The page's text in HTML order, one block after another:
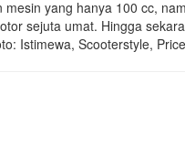
yang hanya 100 cc,
sejuta umat. Hingga
Istimewa, Scooterstyle,